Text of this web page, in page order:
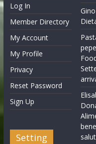
Log In
Member Directory
My Account
My Profile
Privacy
Reset Password
Sign Up
Setting